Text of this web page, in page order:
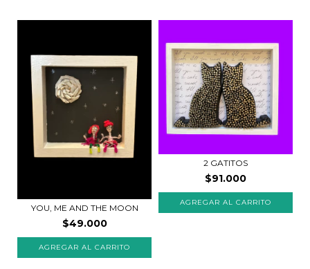
YOU, ME AND THE MOON
$49.000
2 GATITOS
$91.000